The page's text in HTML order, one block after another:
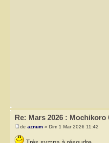
Re: Mars 2026 : Mochikoro
de aznum » Dim 1 Mar 2026 11:42